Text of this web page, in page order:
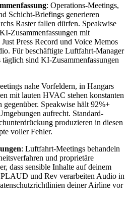
: Operations-Meetings,
Schicht-Briefings generieren
Raster fallen dürfen. Speakwise
Zusammenfassungen mit
Press Record und Voice Memos
Für beschäftigte Luftfahrt-Manager
sind KI-Zusammenfassungen
nahe Vorfeldern, in Hangars
mit lauten HVAC stehen konstanten
gegenüber. Speakwise hält 92%+
aufrecht. Standard-
produzieren in diesen
voller Fehler.
: Luftfahrt-Meetings behandeln
und proprietäre
dass sensible Inhalte auf deinem
und Rev verarbeiten Audio in
deiner Airline vor